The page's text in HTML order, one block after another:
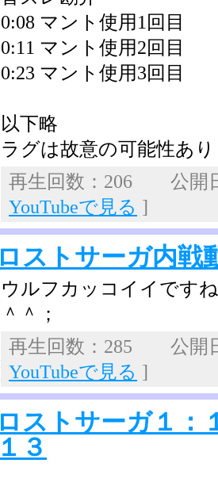
0:08 マント使用1回目
0:11 マント使用2回目
0:23 マント使用3回目
以下略
ラグは故意の可能性あり
再生回数：206 公開
YouTubeで見る ]
ロストサーガ内戦
ウルフカッコイイです
＾＾；
再生回数：285 公開
YouTubeで見る ]
ロストサーガ１
１３